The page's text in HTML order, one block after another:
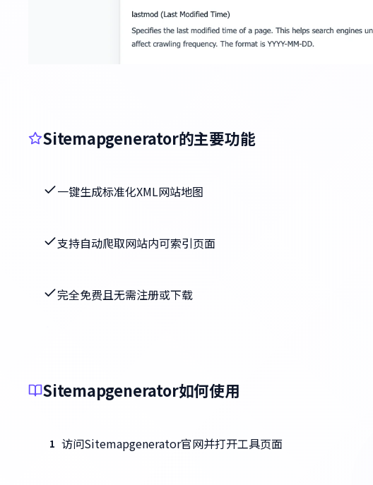
Sitemapgenerator的主要功能
一键生成标准化XML网站地图
支持自动爬取网站内可索引页面
完全免费且无需注册或下载
Sitemapgenerator如何使用
1 访问Sitemapgenerator官网并打开工具页面